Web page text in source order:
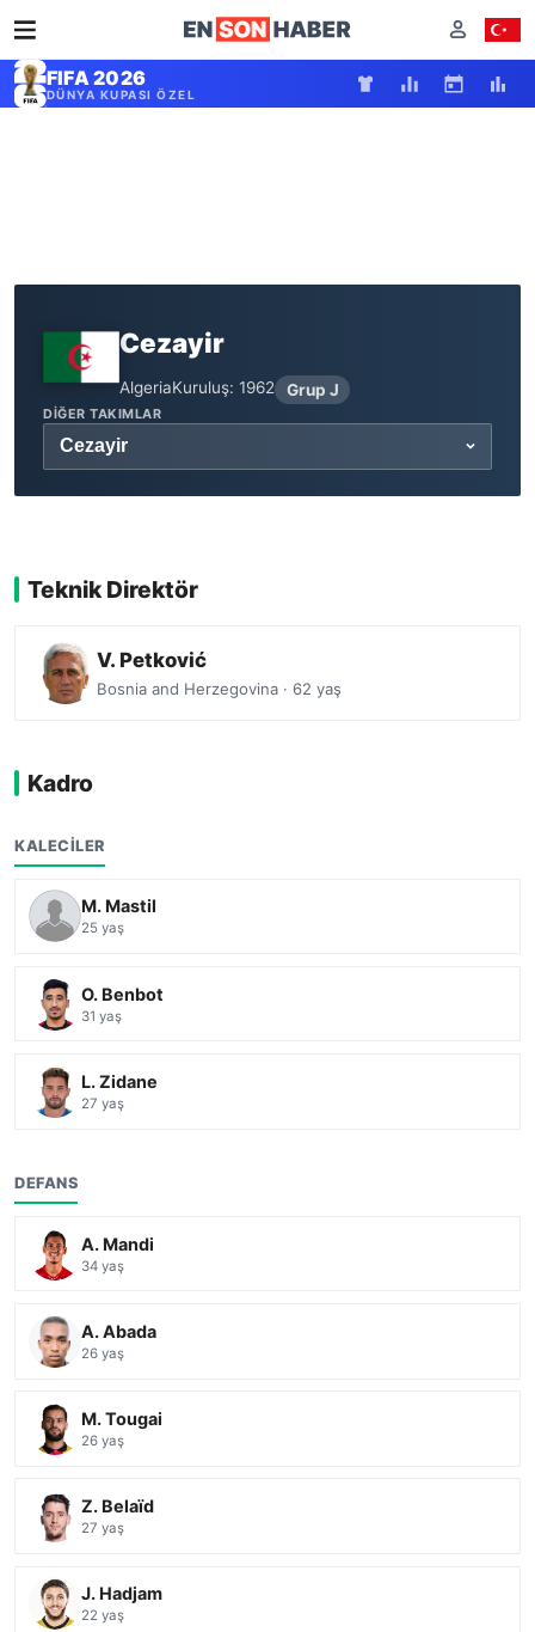
FIFA 2026
DÜNYA KUPASI ÖZEL
Cezayir
AlgeriaKuruluş: 1962 Grup J
DIĞER TAKIMLAR
Teknik Direktör
V. Petković
Bosnia and Herzegovina · 62 yaş
Kadro
KALECILER
M. Mastil
25 yaş
O. Benbot
31 yaş
L. Zidane
27 yaş
DEFANS
A. Mandi
34 yaş
A. Abada
26 yaş
M. Tougai
26 yaş
Z. Belaïd
27 yaş
J. Hadjam
22 yaş